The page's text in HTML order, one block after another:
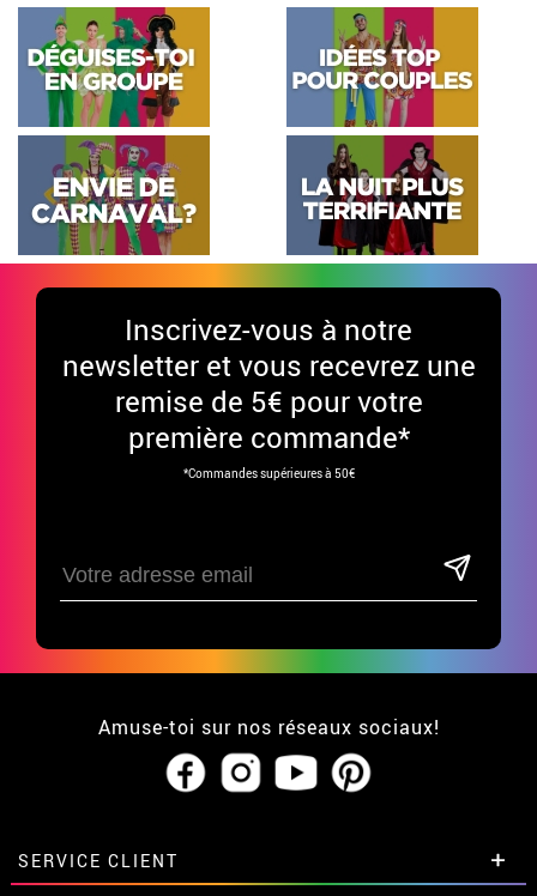
Inscrivez-vous à notre
newsletter et vous recevrez une
remise de 5€ pour votre
première commande*
*Commandes supérieures à 50€
Amuse-toi sur nos réseaux sociaux!
SERVICE CLIENT